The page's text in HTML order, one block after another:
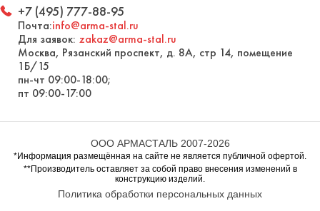
+7 (495) 777-88-95
Почта:info@arma-stal.ru
Для заявок: zakaz@arma-stal.ru
Москва, Рязанский проспект, д. 8А, стр 14, помещение
1Б/15
пн-чт 09:00-18:00;
пт 09:00-17:00
ООО АРМАСТАЛЬ 2007-2026
*Информация размещённая на сайте не является публичной офертой.
**Производитель оставляет за собой право внесения изменений в
конструкцию изделий.
Политика обработки персональных данных